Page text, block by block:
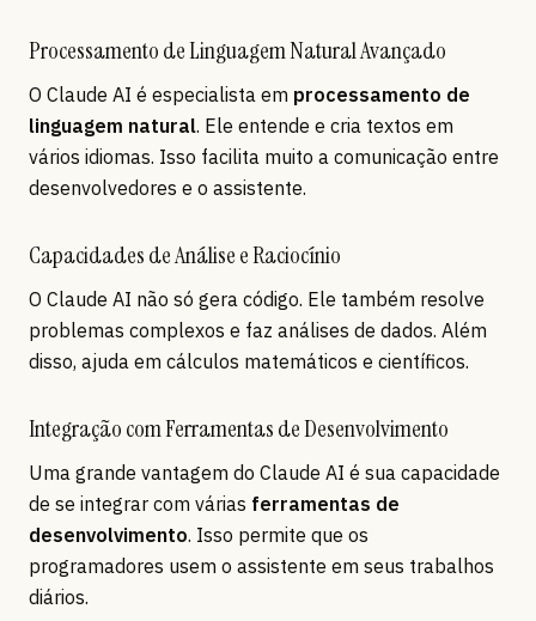
Processamento de Linguagem Natural Avançado
O Claude AI é especialista em processamento de
linguagem natural. Ele entende e cria textos em
vários idiomas. Isso facilita muito a comunicação entre
desenvolvedores e o assistente.
Capacidades de Análise e Raciocínio
O Claude AI não só gera código. Ele também resolve
problemas complexos e faz análises de dados. Além
disso, ajuda em cálculos matemáticos e científicos.
Integração com Ferramentas de Desenvolvimento
Uma grande vantagem do Claude AI é sua capacidade
de se integrar com várias ferramentas de
desenvolvimento. Isso permite que os
programadores usem o assistente em seus trabalhos
diários.